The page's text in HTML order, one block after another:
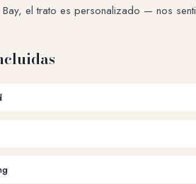
el trato es personalizado — nos